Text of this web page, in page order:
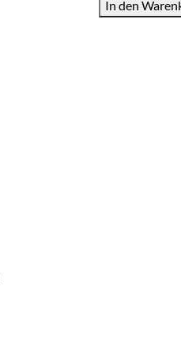
farbig
In den